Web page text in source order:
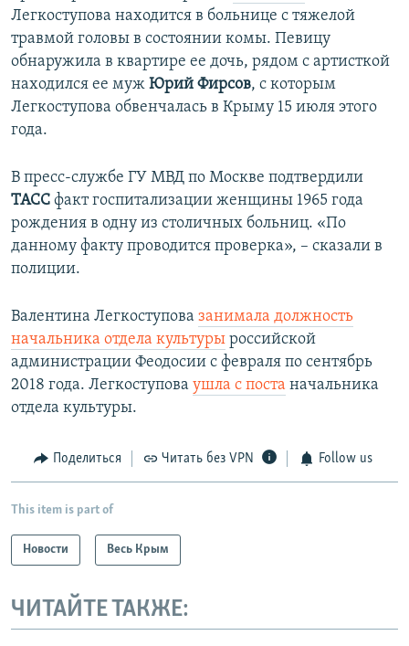
Легкоступова находится в больнице с тяжелой
травмой головы в состоянии комы. Певицу
обнаружила в квартире ее дочь, рядом с артисткой
находился ее муж Юрий Фирсов, с которым
Легкоступова обвенчалась в Крыму 15 июля этого
года.
В пресс-службе ГУ МВД по Москве подтвердили
ТАСС факт госпитализации женщины 1965 года
рождения в одну из столичных больниц. «По
данному факту проводится проверка», – сказали в
полиции.
Валентина Легкоступова занимала должность
начальника отдела культуры российской
администрации Феодосии с февраля по сентябрь
2018 года. Легкоступова ушла с поста начальника
отдела культуры.
Поделиться Читать без VPN Follow us
This item is part of
Новости Весь Крым
ЧИТАЙТЕ ТАКЖЕ: